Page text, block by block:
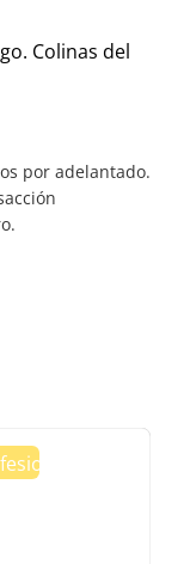
Colinas del
por adelantado.